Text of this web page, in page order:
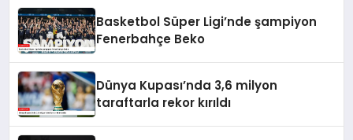
Basketbol Süper Ligi’nde şampiyon
Fenerbahçe Beko
Dünya Kupası’nda 3,6 milyon
taraftarla rekor kırıldı